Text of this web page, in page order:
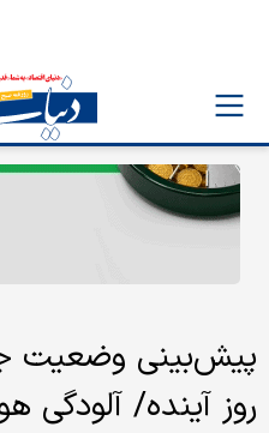
پیش‌بینی وضعیت
روز آینده/ آلودگی